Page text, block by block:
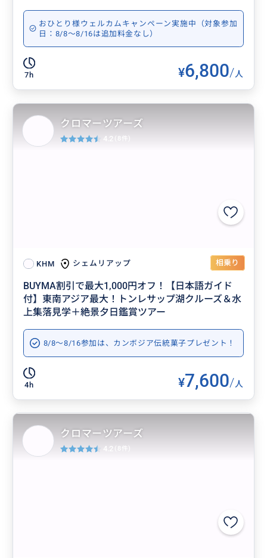
おひとり様ウェルカムキャンペーン実施中（対象参加
日：8/8～8/16は追加料金なし）
7h ¥6,800/人
KHM シェムリアップ 相乗り
BUYMA割引で最大1,000円オフ！【日本語ガイド
付】東南アジア最大！トンレサップ湖クルーズ＆水
上集落見学＋絶景夕日鑑賞ツアー
8/8～8/16参加は、カンボジア伝統菓子プレゼント！
4h ¥7,600/人
クロマーツアーズ
4.2 (8件)
クロマーツアーズ
4.2 (8件)